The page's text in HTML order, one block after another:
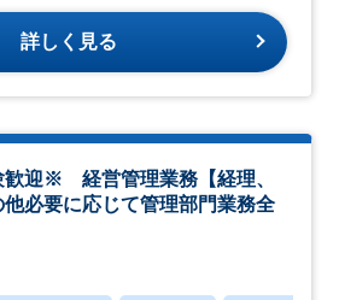
詳しく見る
歓迎※ 経営管理業務【経理、
必要に応じて管理部門業務全